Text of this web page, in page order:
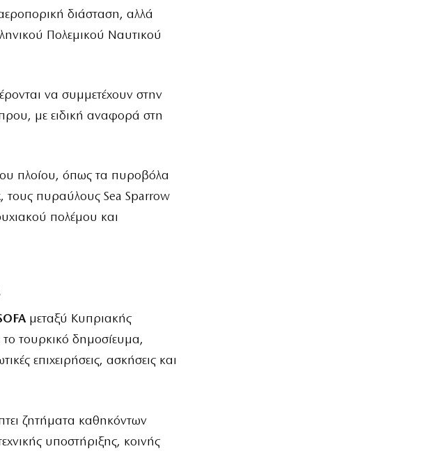
διάσταση, αλλά
Πολεμικού Ναυτικού
να συμμετέχουν στην
με ειδική αναφορά στη
πλοίου, όπως τα πυροβόλα
πυραύλους Sea Sparrow
πολέμου και
μεταξύ Κυπριακής
τουρκικό δημοσίευμα,
επιχειρήσεις, ασκήσεις και
ζητήματα καθηκόντων
υποστήριξης, κοινής